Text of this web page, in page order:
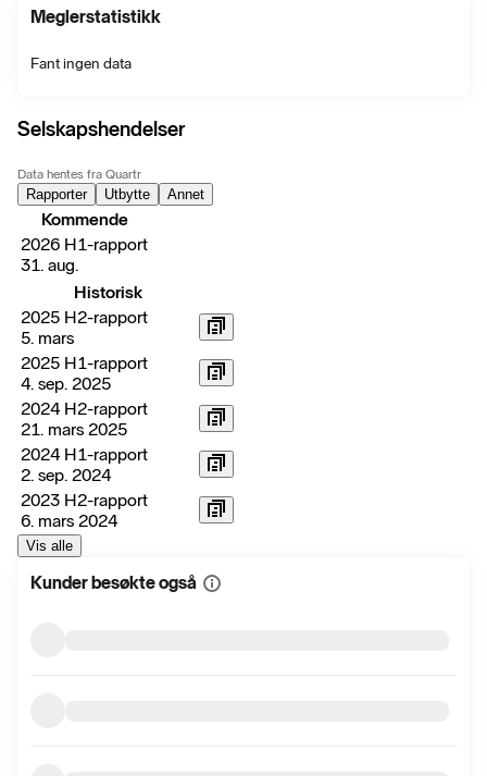
Meglerstatistikk
Fant ingen data
Selskapshendelser
Data hentes fra Quartr
Rapporter Utbytte Annet
Kommende
2026 H1-rapport
31. aug.
Historisk
2025 H2-rapport
5. mars
2025 H1-rapport
4. sep. 2025
2024 H2-rapport
21. mars 2025
2024 H1-rapport
2. sep. 2024
2023 H2-rapport
6. mars 2024
Vis alle
Kunder besøkte også Vis